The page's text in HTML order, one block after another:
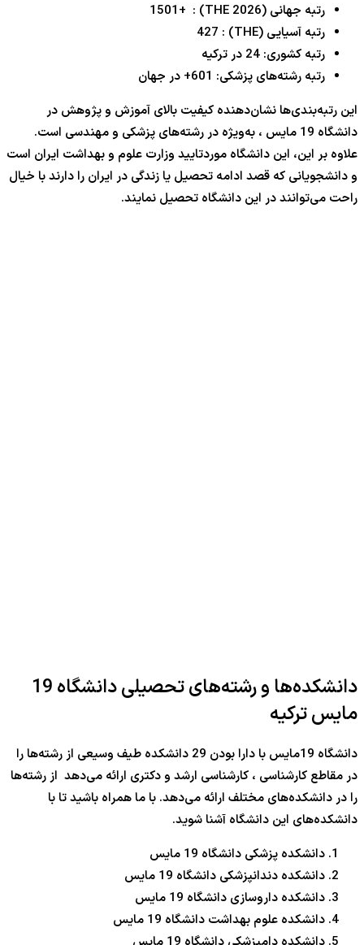
رتبه جهانی (THE 2026) : +1501
رتبه آسیایی (THE) : 427
رتبه کشوری: 24 در ترکیه
رتبه رشته‌های پزشکی: 601+ در جهان
این رتبه‌بندی‌ها نشان‌دهنده کیفیت بالای آموزش و پژوهش در
دانشگاه 19 مایس ، به‌ویژه در رشته‌های پزشکی و مهندسی است.
علاوه بر این، این دانشگاه موردتایید وزارت علوم و بهداشت ایران است
و دانشجویانی که قصد ادامه تحصیل یا زندگی در ایران را دارند با خیال
راحت می‌توانند در این دانشگاه تحصیل نمایند.
دانشکده‌ها و رشته‌های تحصیلی دانشگاه 19
مایس ترکیه
دانشگاه 19مایس با دارا بودن 29 دانشکده طیف وسیعی از رشته‌ها را
در مقاطع کارشناسی ، کارشناسی ارشد و دکتری ارائه می‌دهد از رشته‌ها
را در دانشکده‌های مختلف ارائه می‌دهد. با ما همراه باشید تا با
دانشکده‌‎های این دانشگاه آشنا شوید.
دانشکده پزشکی دانشگاه 19 مایس
دانشکده دندانپزشکی دانشگاه 19 مایس
دانشکده داروسازی دانشگاه 19 مایس
دانشکده علوم بهداشت دانشگاه 19 مایس